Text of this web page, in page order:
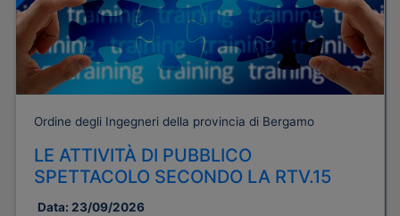
Ordine degli Ingegneri della provincia di Bergamo
LE ATTIVITÀ DI PUBBLICO
SPETTACOLO SECONDO LA RTV.15
Data: 23/09/2026